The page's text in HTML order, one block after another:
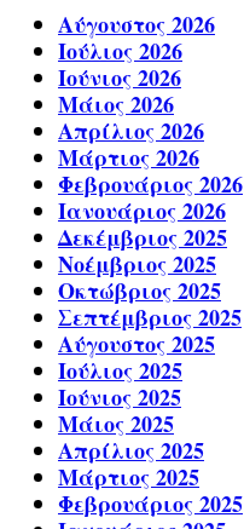
Αύγουστος 2026
Ιούλιος 2026
Ιούνιος 2026
Μάιος 2026
Απρίλιος 2026
Μάρτιος 2026
Φεβρουάριος 2026
Ιανουάριος 2026
Δεκέμβριος 2025
Νοέμβριος 2025
Οκτώβριος 2025
Σεπτέμβριος 2025
Αύγουστος 2025
Ιούλιος 2025
Ιούνιος 2025
Μάιος 2025
Απρίλιος 2025
Μάρτιος 2025
Φεβρουάριος 2025